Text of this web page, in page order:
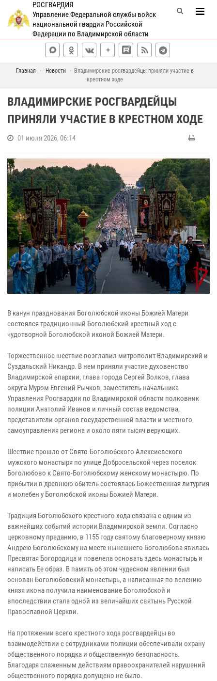
РОСГВАРДИЯ
Управление Федеральной службы войск
национальной гвардии Российской
Федерации по Владимирской области
Главная Новости
Владимирские росгвардейцы приняли участие в
крестном ходе
ВЛАДИМИРСКИЕ РОСГВАРДЕЙЦЫ
ПРИНЯЛИ УЧАСТИЕ В КРЕСТНОМ ХОДЕ
01 июля 2026, 06:14
В канун празднования Боголюбской иконы Божией Матери
состоялся традиционный Боголюбский крестный ход с
чудотворной Боголюбской иконой Божией Матери.
Торжественное шествие возглавил митрополит Владимирский и
Суздальский Никандр. В нем приняли участие духовенство
Владимирской епархии, глава города Сергей Волков, глава
округа Муром Евгений Рычков, заместитель начальника
Управления Росгвардии по Владимирской области полковник
полиции Анатолий Иванов и личный состав ведомства,
представители органов государственной власти и местного
самоуправления региона и около пяти тысяч верующих.
Шествие прошло от Свято-Боголюбского Алексиевского
мужского монастыря по улице Добросельской через поселок
Боголюбово к Свято-Боголюбскому женскому монастырю. По
прибытии в древнюю обитель состоялась Божественная литургия
и молебен у Боголюбской иконы Божией Матери.
Традиция Боголюбского крестного хода связана с одним из
важнейших событий истории Владимирской земли. Согласно
церковному преданию, в 1155 году святому благоверному князю
Андрею Боголюбскому на месте нынешнего Боголюбова явилась
Пресвятая Богородица и повелела основать здесь монастырь и
написать Ее образ. В память об этом чудесном явлении был
основан Боголюбовский монастырь, а написанная по велению
князя икона получила наименование Боголюбской и
впоследствии стала одной из величайших святынь Русской
Православной Церкви.
На протяжении всего крестного хода росгвардейцы во
взаимодействии с сотрудниками полиции обеспечивали охрану
общественного порядка и общественную безопасность.
Благодаря слаженным действиям правоохранителей нарушений
общественного порядка допущено не было.